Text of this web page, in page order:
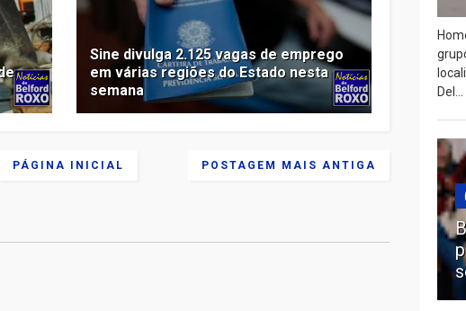
Sine divulga 2.125 vagas de emprego
em várias regiões do Estado nesta
semana
POSTAGEM MAIS ANTIGA
PÁGINA INICIAL
Del...